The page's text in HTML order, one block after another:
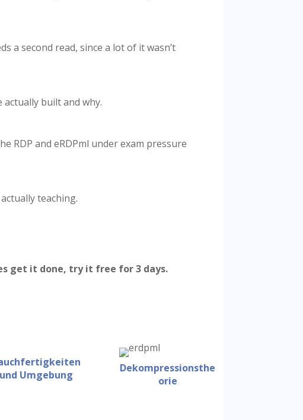
a second read, since a lot of it wasn’t
built and why.
RDP and eRDPml under exam pressure
teaching.
get it done, try it free for 3 days.
und Umgebung
Dekompressionsthe
orie